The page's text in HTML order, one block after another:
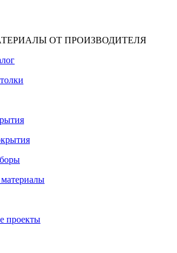
ОТ ПРОИЗВОДИТЕЛЯ
проекты